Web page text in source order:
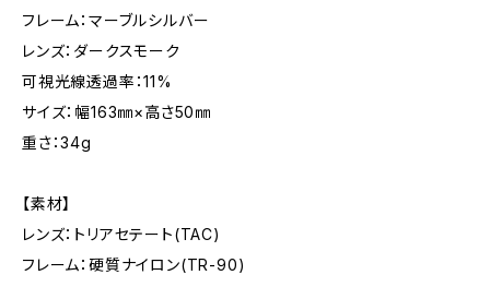
フレーム：マーブルシルバー
レンズ：ダークスモーク
可視光線透過率：11%
サイズ：幅163㎜×高さ50㎜
重さ：34g
【素材】
レンズ：トリアセテート(TAC)
フレーム：硬質ナイロン(TR-90)